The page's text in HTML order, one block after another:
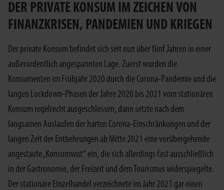
DER PRIVATE KONSUM IM ZEICHEN VON
FINANZKRISEN, PANDEMIEN UND KRIEGEN
Der private Konsum befindet sich seit nun über fünf Jahren in einer
außerordentlich angespannten Lage. Zuerst wurden die
Konsumenten im Frühjahr 2020 durch die Corona-Pandemie und die
langen Lockdown-Phasen der Jahre 2020 bis 2021 vom stationären
Konsum regelrecht ausgeschlossen, dann setzte nach dem
langsamen Auslaufen der harten Corona-Einschränkungen und der
langen Zeit der Entbehrungen ab Mitte 2021 eine vorübergehende
angestaute „Konsumwut“ ein, die sich allerdings fast ausschließlich
in der Gastronomie, der Freizeit und dem Tourismus widerspiegelte.
Der stationäre Einzelhandel verzeichnete im Jahr 2021 gar einen